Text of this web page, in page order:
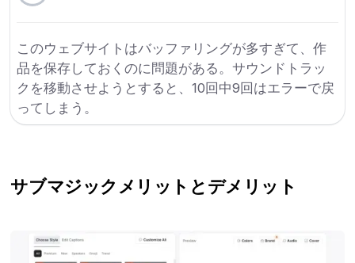
このウェブサイトはバッファリングが多すぎて、作
品を保存しておくのに問題がある。サウンドトラッ
クを移動させようとすると、10回中9回はエラーで戻
ってしまう。
サブマジック メリットとデメリット